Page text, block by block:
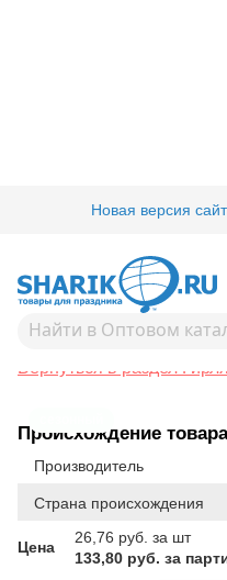
Новая версия
Товары для
1505-2478Дождик
Вернуться в раздел
Происхождение товара
Производитель
Страна происхождения
Цена
26,76 руб. за шт
133,80 руб. за